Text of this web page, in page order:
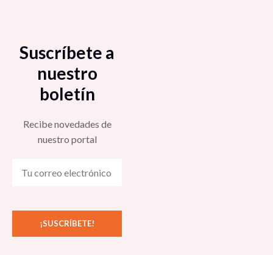
Suscríbete a
nuestro
boletín
Recibe novedades de
nuestro portal